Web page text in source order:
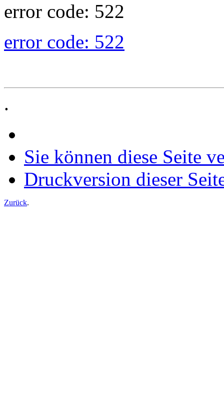
error code: 522
error code: 522
.
Sie können diese Seite
Druckversion dieser
Zurück.